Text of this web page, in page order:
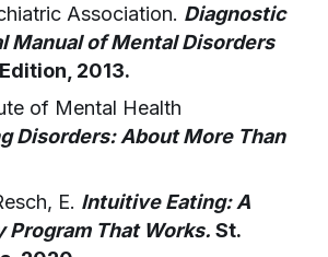
Association. Diagnostic
Manual of Mental Disorders
2013.
of Mental Health
Disorders: About More Than
E. Intuitive Eating: A
Program That Works. St.